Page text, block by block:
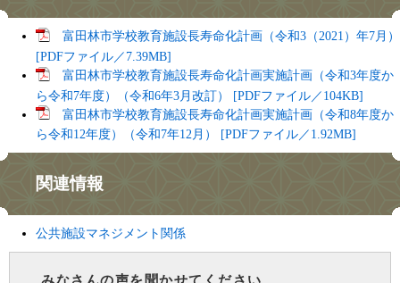
富田林市学校教育施設長寿命化計画（令和3（2021）年7月）
[PDFファイル／7.39MB]
富田林市学校教育施設長寿命化計画実施計画（令和3年度か
ら令和7年度）（令和6年3月改訂） [PDFファイル／104KB]
富田林市学校教育施設長寿命化計画実施計画（令和8年度か
ら令和12年度）（令和7年12月） [PDFファイル／1.92MB]
関連情報
公共施設マネジメント関係
みなさんの声を聞かせてください